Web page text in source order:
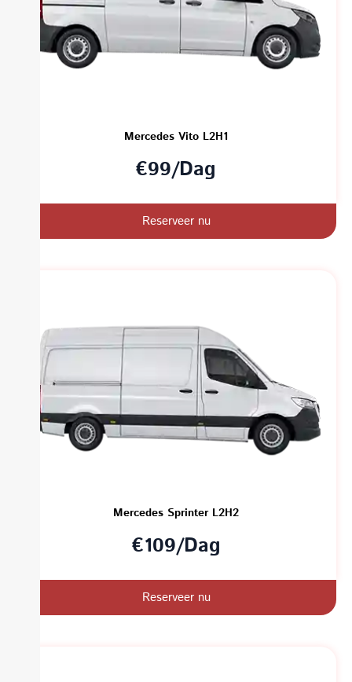
Mercedes Vito L2H1
€99/Dag
Reserveer nu
Mercedes Sprinter L2H2
€109/Dag
Reserveer nu